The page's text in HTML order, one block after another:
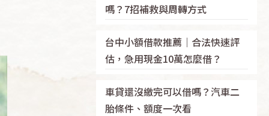
嗎？7招補救與周轉方式
台中小額借款推薦｜合法快速評
估，急用現金10萬怎麼借？
車貸還沒繳完可以借嗎？汽車二
胎條件、額度一次看